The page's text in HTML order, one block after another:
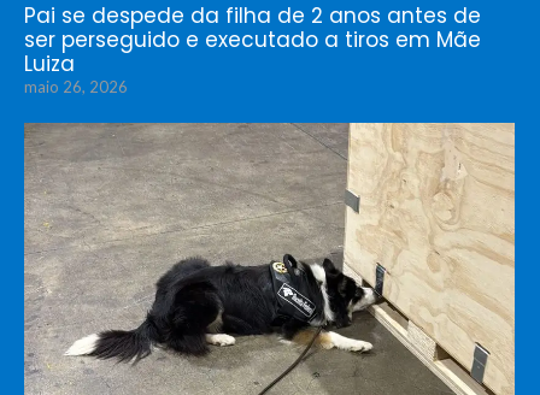
Pai se despede da filha de 2 anos antes de
ser perseguido e executado a tiros em Mãe
Luiza
maio 26, 2026